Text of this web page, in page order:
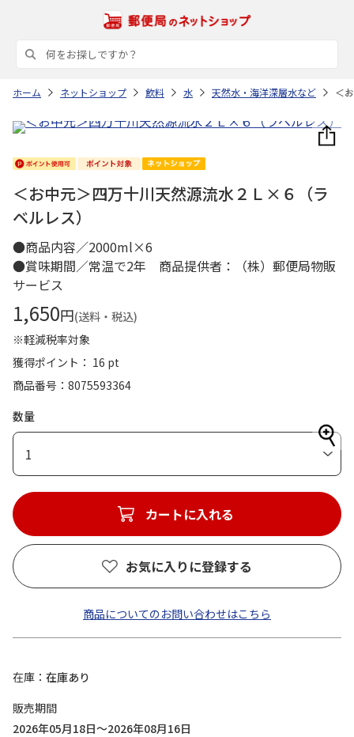
ホーム ネットショップ 飲料 水 天然水・海洋深層水など ＜
＜お中元＞四万十川天然源流水２Ｌ×６（ラ
ベルレス）
●商品内容／2000ml×6
●賞味期間／常温で2年 商品提供者：（株）郵便局物販
サービス
1,650円(送料・税込)
※軽減税率対象
獲得ポイント： 16 pt
商品番号
8075593364
数量
1
カートに入れる
お気に入りに登録する
商品についてのお問い合わせはこちら
在庫
在庫あり
販売期間
2026年05月18日～2026年08月16日